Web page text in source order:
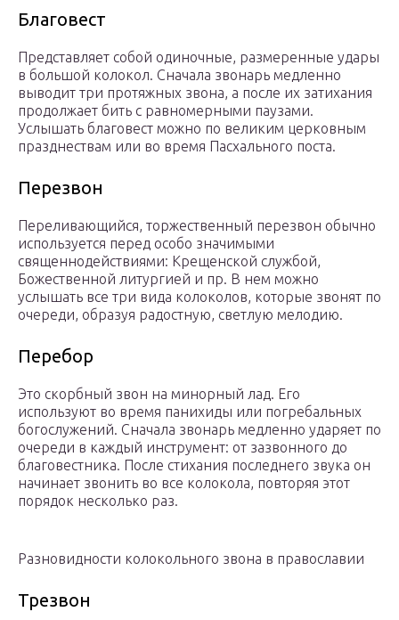
Благовест
Представляет собой одиночные, размеренные удары
в большой колокол. Сначала звонарь медленно
выводит три протяжных звона, а после их затихания
продолжает бить с равномерными паузами.
Услышать благовест можно по великим церковным
празднествам или во время Пасхального поста.
Перезвон
Переливающийся, торжественный перезвон обычно
используется перед особо значимыми
священнодействиями: Крещенской службой,
Божественной литургией и пр. В нем можно
услышать все три вида колоколов, которые звонят по
очереди, образуя радостную, светлую мелодию.
Перебор
Это скорбный звон на минорный лад. Его
используют во время панихиды или погребальных
богослужений. Сначала звонарь медленно ударяет по
очереди в каждый инструмент: от зазвонного до
благовестника. После стихания последнего звука он
начинает звонить во все колокола, повторяя этот
порядок несколько раз.
Разновидности колокольного звона в православии
Трезвон